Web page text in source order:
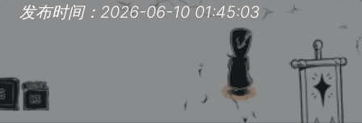
发布时间：2026-06-10 01:45:03